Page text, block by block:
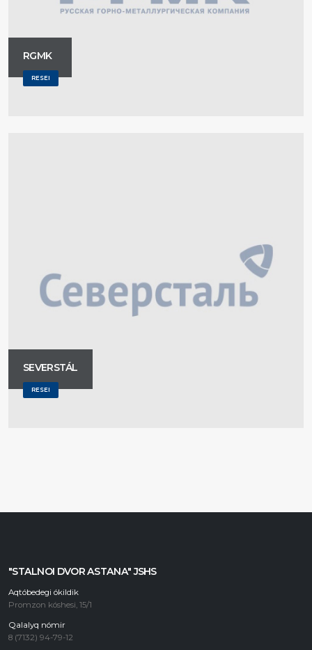
RGMK
RESEI
SEVERSTÁL
RESEI
"STALNOI DVOR ASTANA" JSHS
Aqtóbedegi ókildik
Promzon kóshesi, 15/1
Qalalyq nómir
8 (7132) 94-79-12